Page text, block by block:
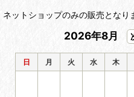
ネットショップのみの販売となり
2026年8月
日 月 火 水 木